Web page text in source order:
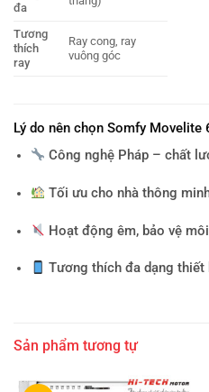
đa
Tương
thích
ray
Ray cong, ray
vuông góc
Lý do nên chọn Somfy Movelite
Công nghệ Pháp – chất
Tối ưu cho nhà thông
Hoạt động êm, bảo vệ
Tương thích đa dạng thiết
Sản phẩm tương tự